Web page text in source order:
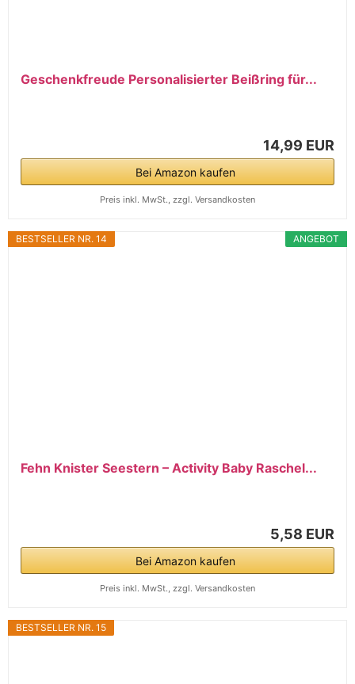
Geschenkfreude Personalisierter Beißring für...
14,99 EUR
Bei Amazon kaufen
Preis inkl. MwSt., zzgl. Versandkosten
ANGEBOT
BESTSELLER NR. 14
Fehn Knister Seestern – Activity Baby Raschel...
5,58 EUR
Bei Amazon kaufen
Preis inkl. MwSt., zzgl. Versandkosten
BESTSELLER NR. 15